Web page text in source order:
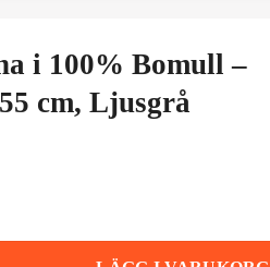
i 100% Bomull –
cm, Ljusgrå